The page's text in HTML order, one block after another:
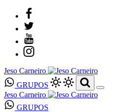
Jeso Carneiro
GRUPOS
Jeso Carneiro
GRUPOS